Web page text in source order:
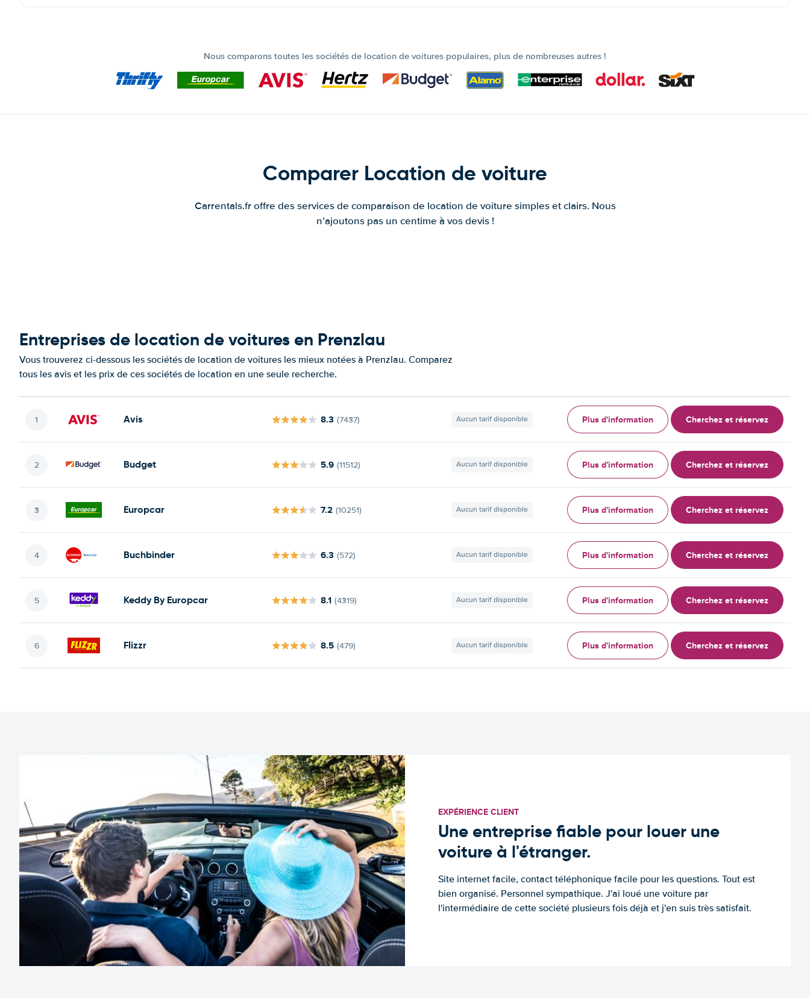
Nous comparons toutes les sociétés de location de voitures populaires, plus de nombreuses autres !
Comparer Location de voiture
Carrentals.fr offre des services de comparaison de location de voiture simples et clairs. Nous
n’ajoutons pas un centime à vos devis !
Entreprises de location de voitures en Prenzlau
Vous trouverez ci-dessous les sociétés de location de voitures les mieux notées à Prenzlau. Comparez
tous les avis et les prix de ces sociétés de location en une seule recherche.
Avis 8.3 (7437) Aucun tarif disponible Plus d'information Cherchez et réservez
Budget 5.9 (11512) Aucun tarif disponible Plus d'information Cherchez et réservez
Europcar 7.2 (10251) Aucun tarif disponible Plus d'information Cherchez et réservez
Buchbinder 6.3 (572) Aucun tarif disponible Plus d'information Cherchez et réservez
Keddy By Europcar 8.1 (4319) Aucun tarif disponible Plus d'information Cherchez et réservez
Flizzr 8.5 (479) Aucun tarif disponible Plus d'information Cherchez et réservez
EXPÉRIENCE CLIENT
Une entreprise fiable pour louer une
voiture à l'étranger.
Site internet facile, contact téléphonique facile pour les questions. Tout est
bien organisé. Personnel sympathique. J'ai loué une voiture par
l'intermédiaire de cette société plusieurs fois déjà et j'en suis très satisfait.